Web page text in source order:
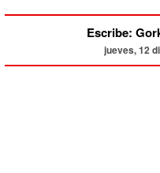
Escribe:
jueves, 12